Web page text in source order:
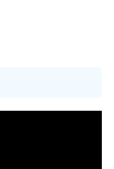
groupe sur Zoom
Box Music
2 personnes viennent de nous rejoindre sur WhatsApp